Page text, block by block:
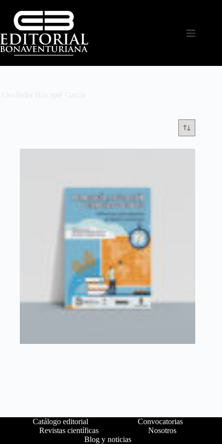
Alexánder Hincapié García
Catálogo editorial
Convocatorias
Revistas científicas
Nosotros
Blog y noticias